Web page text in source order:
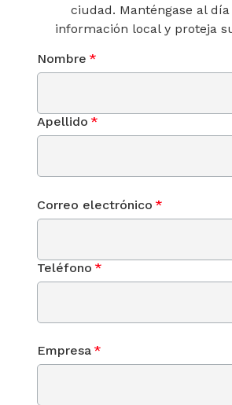
ciudad. Manténgase al
información local y proteja
Nombre *
Apellido *
Correo electrónico *
Teléfono *
Empresa *